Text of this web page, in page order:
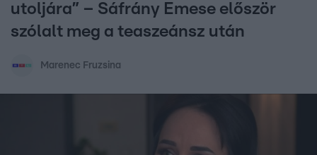
utoljára” – Sáfrány Emese először
szólalt meg a teaszeánsz után
Marenec Fruzsina